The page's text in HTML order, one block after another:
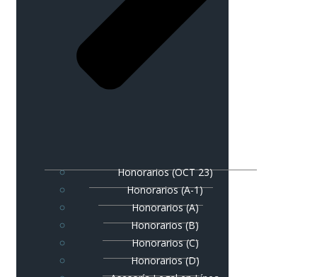
Honorarios (OCT 23)
Honorarios (A-1)
Honorarios (A)
Honorarios (B)
Honorarios (C)
Honorarios (D)